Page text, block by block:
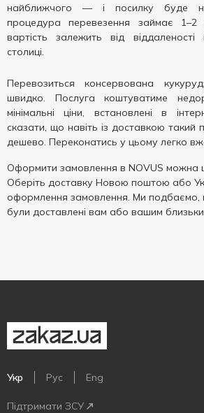
найближчого — і посилку буде
процедура перевезення займає 1–2
вартість залежить від
столиці.
Перевозиться консервована
швидко. Послуга коштуватиме
мінімальні ціни, встановлені в
сказати, що навіть із доставкою такий
дешево. Переконатись у цьому легко
Оформити замовлення в NOVUS можна
Оберіть доставку Новою поштою або
оформлення замовлення. Ми подбаємо,
були доставлені вам або вашим
Укр Рус Eng
Підтримати ЗСУ